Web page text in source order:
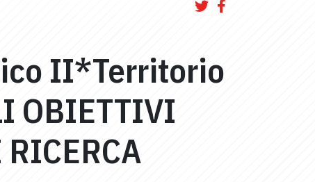
II*Territorio
OBIETTIVI